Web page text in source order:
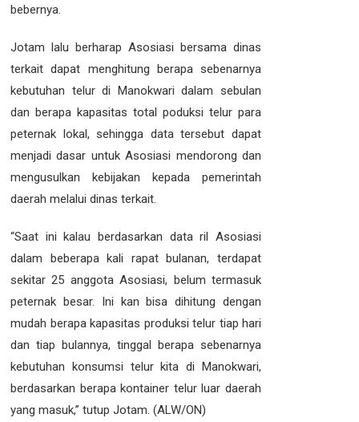
bebernya.
Jotam lalu berharap Asosiasi bersama dinas
terkait dapat menghitung berapa sebenarnya
kebutuhan telur di Manokwari dalam sebulan
dan berapa kapasitas total poduksi telur para
peternak lokal, sehingga data tersebut dapat
menjadi dasar untuk Asosiasi mendorong dan
mengusulkan kebijakan kepada pemerintah
daerah melalui dinas terkait.
“Saat ini kalau berdasarkan data ril Asosiasi
dalam beberapa kali rapat bulanan, terdapat
sekitar 25 anggota Asosiasi, belum termasuk
peternak besar. Ini kan bisa dihitung dengan
mudah berapa kapasitas produksi telur tiap hari
dan tiap bulannya, tinggal berapa sebenarnya
kebutuhan konsumsi telur kita di Manokwari,
berdasarkan berapa kontainer telur luar daerah
yang masuk,” tutup Jotam. (ALW/ON)